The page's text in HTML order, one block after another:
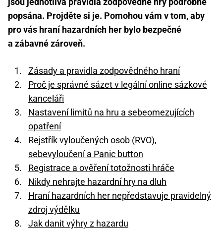
popsána. Projděte si je. Pomohou vám v tom, aby
pro vás hraní hazardních her bylo bezpečné
a zábavné zároveň.
Zásady a pravidla zodpovědného hraní
Proč je správné sázet v legální online sázkové
kanceláři
Nastavení limitů na hru a sebeomezujících
opatření
Rejstřík vyloučených osob (RVO),
sebevyloučení a Panic button
Registrace a ověření totožnosti hráče
Nikdy nehrajte hazardní hry na dluh
Hraní hazardních her nepředstavuje pravidelný
zdroj výdělku
Jak danit výhry z hazardu